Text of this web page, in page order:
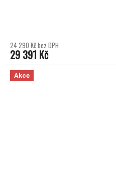
24 290 Kč bez DPH
29 391 Kč
Akce